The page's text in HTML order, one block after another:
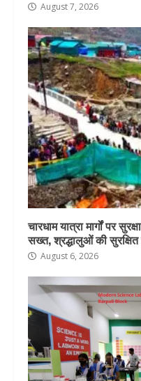
August 7, 2026
चारधाम यात्रा मार्गों पर
सख्त, श्रद्धालुओं की
August 6, 2026